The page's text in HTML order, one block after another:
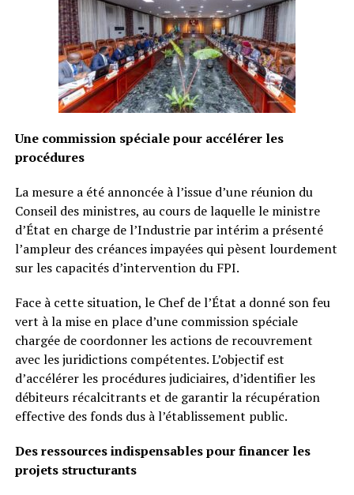
Une commission spéciale pour accélérer les
procédures
La mesure a été annoncée à l’issue d’une réunion du
Conseil des ministres, au cours de laquelle le ministre
d’État en charge de l’Industrie par intérim a présenté
l’ampleur des créances impayées qui pèsent lourdement
sur les capacités d’intervention du FPI.
Face à cette situation, le Chef de l’État a donné son feu
vert à la mise en place d’une commission spéciale
chargée de coordonner les actions de recouvrement
avec les juridictions compétentes. L’objectif est
d’accélérer les procédures judiciaires, d’identifier les
débiteurs récalcitrants et de garantir la récupération
effective des fonds dus à l’établissement public.
Des ressources indispensables pour financer les
projets structurants